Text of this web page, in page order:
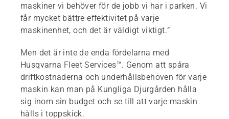
maskiner vi behöver för de jobb vi har i parken. Vi
får mycket bättre effektivitet på varje
maskinenhet, och det är väldigt viktigt.”
Men det är inte de enda fördelarna med
Husqvarna Fleet Services™. Genom att spåra
driftkostnaderna och underhållsbehoven för varje
maskin kan man på Kungliga Djurgården hålla
sig inom sin budget och se till att varje maskin
hålls i toppskick.